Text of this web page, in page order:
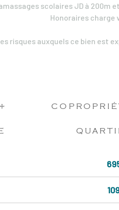
scolaires JD à 200m
Honoraires charge
risques auxquels ce bien est